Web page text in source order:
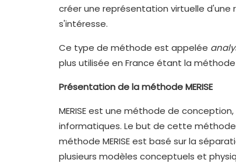
créer une représentation virtuelle
s'intéresse.
Ce type de méthode est appelée
plus utilisée en France étant la méthode
Présentation de la méthode MERISE
MERISE est une méthode de
informatiques. Le but de cette
méthode MERISE est basé sur la
plusieurs modèles conceptuels et